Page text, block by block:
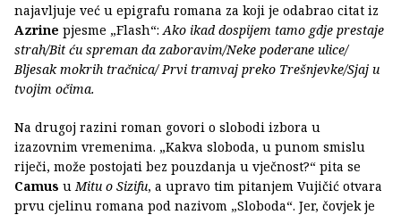
najavljuje već u epigrafu romana za koji je odabrao citat iz
Azrine pjesme „Flash“: Ako ikad dospijem tamo gdje prestaje
strah/Bit ću spreman da zaboravim/Neke poderane ulice/
Bljesak mokrih tračnica/ Prvi tramvaj preko Trešnjevke/Sjaj u
tvojim očima.
Na drugoj razini roman govori o slobodi izbora u
izazovnim vremenima. „Kakva sloboda, u punom smislu
riječi, može postojati bez pouzdanja u vječnost?“ pita se
Camus u Mitu o Sizifu, a upravo tim pitanjem Vujičić otvara
prvu cjelinu romana pod nazivom „Sloboda“. Jer, čovjek je